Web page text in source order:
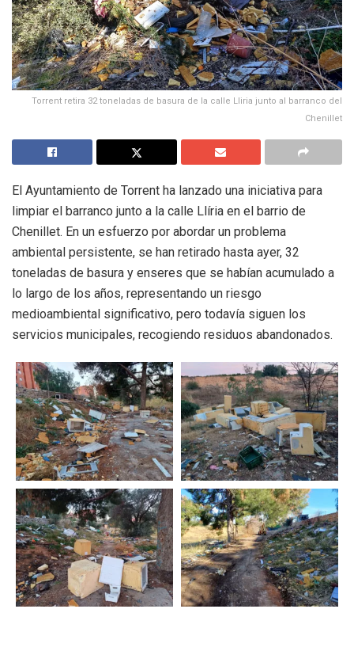
Torrent retira 32 toneladas de basura de la calle Lliria junto al barranco del
Chenillet
El Ayuntamiento de Torrent ha lanzado una iniciativa para
limpiar el barranco junto a la calle Llíria en el barrio de
Chenillet. En un esfuerzo por abordar un problema
ambiental persistente, se han retirado hasta ayer, 32
toneladas de basura y enseres que se habían acumulado a
lo largo de los años, representando un riesgo
medioambiental significativo, pero todavía siguen los
servicios municipales, recogiendo residuos abandonados.